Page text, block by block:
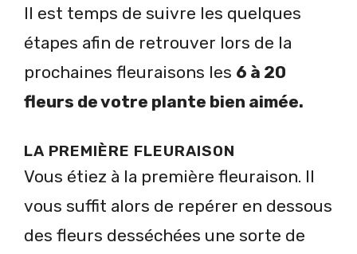
Il est temps de suivre les quelques
étapes afin de retrouver lors de la
prochaines fleuraisons les 6 à 20
fleurs de votre plante bien aimée.
LA PREMIÈRE FLEURAISON
Vous étiez à la première fleuraison. Il
vous suffit alors de repérer en dessous
des fleurs desséchées une sorte de